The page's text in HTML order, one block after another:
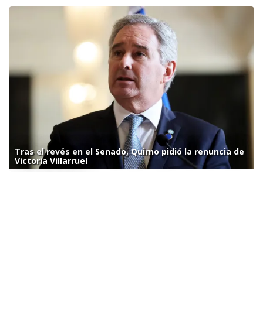
Tras el revés en el Senado, Quirno pidió la renuncia de
Victoria Villarruel